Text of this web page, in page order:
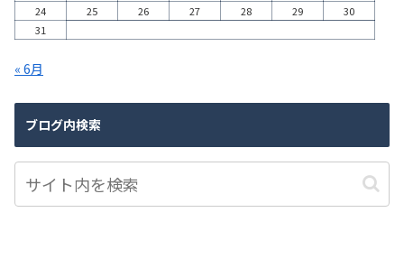
24
25 26 27 28 29
30
31
« 6月
ブログ内検索